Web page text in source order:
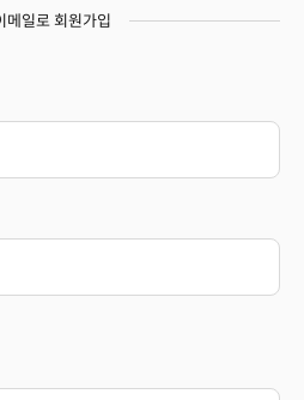
메일로 회원가입